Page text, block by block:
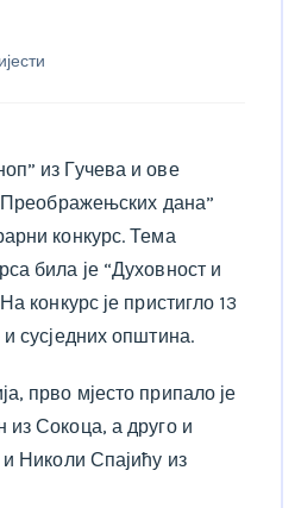
из Гучева и ове
дана”
конкурс. Тема
била је “Духовност и
конкурс је пристигло 13
сусједних општина.
прво мјесто припало је
Сокоца, а друго и
Николи Спајићу из